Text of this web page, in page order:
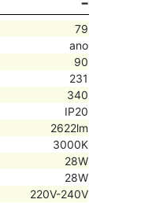
79
ano
90
231
340
IP20
2622lm
3000K
28W
28W
220V-240V